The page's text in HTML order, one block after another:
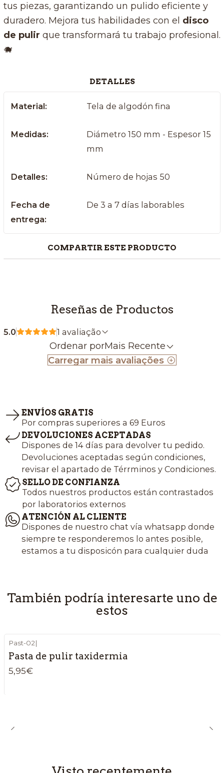
tus piezas, garantizando un pulido eficiente y
duradero. Mejora tus habilidades con el disco
de pulir que transformará tu trabajo profesional.
🐗
DETALLES
Material: Tela de algodón fina
Medidas:
Diámetro 150 mm - Espesor 15
mm
Detalles: Número de hojas 50
Fecha de
entrega:
De 3 a 7 días laborables
COMPARTIR ESTE PRODUCTO
Reseñas de Productos
5.0 1 avaliação
Ordenar porMais Recente
Carregar mais avaliações
ENVÍOS GRATIS
Por compras superiores a 69 Euros
DEVOLUCIONES ACEPTADAS
Dispones de 14 días para devolver tu pedido.
Devoluciones aceptadas según condiciones,
revisar el apartado de Térrminos y Condiciones.
SELLO DE CONFIANZA
Todos nuestros productos están contrastados
por laboratorios externos
ATENCIÓN AL CLIENTE
Dispones de nuestro chat vía whatsapp donde
siempre te responderemos lo antes posible,
estamos a tu disposicón para cualquier duda
También podría interesarte uno de
estos
Past-02|
Pasta de pulir taxidermia
5,95€